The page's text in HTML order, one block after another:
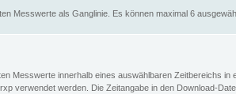
Messwerte als Ganglinie. Es können maximal 6
Messwerte innerhalb eines auswählbaren Zeitbereichs
verwendet werden. Die Zeitangabe in den Download-